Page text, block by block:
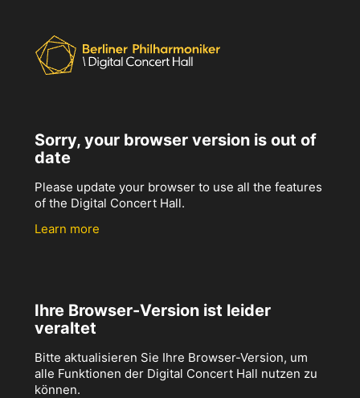
Sorry, your browser version is out of
date
Please update your browser to use all the features
of the Digital Concert Hall.
Learn more
Ihre Browser-Version ist leider
veraltet
Bitte aktualisieren Sie Ihre Browser-Version, um
alle Funktionen der Digital Concert Hall nutzen zu
können.